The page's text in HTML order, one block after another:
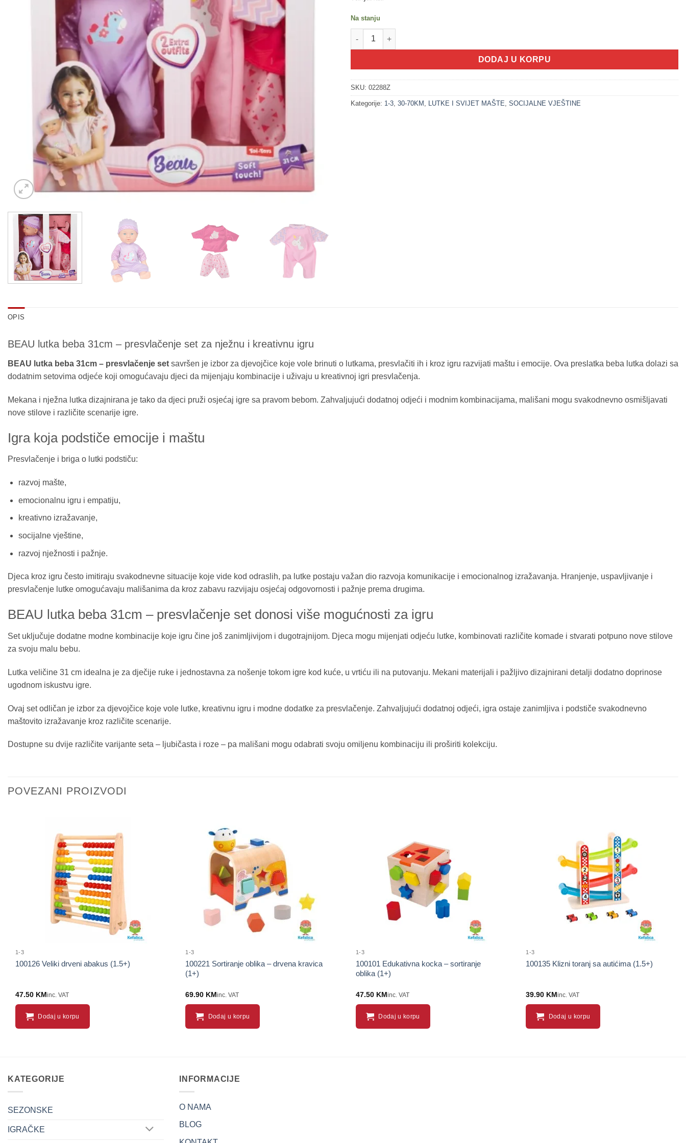
Na stanju
200208-1 BEAU Lutka beba 31cm - Presvlačenje set ljubičasti (DOLL COLLECTION) količina
DODAJ U KORPU
SKU: 02288Z
Kategorije: 1-3, 30-70KM , LUTKE I SVIJET MAŠTE, SOCIJALNE VJEŠTINE
OPIS
BEAU lutka beba 31cm – presvlačenje set za nježnu i kreativnu igru
BEAU lutka beba 31cm – presvlačenje set savršen je izbor za djevojčice koje vole brinuti o lutkama, presvlačiti ih i kroz igru razvijati maštu i emocije. Ova preslatka beba lutka dolazi sa
dodatnim setovima odjeće koji omogućavaju djeci da mijenjaju kombinacije i uživaju u kreativnoj igri presvlačenja.
Mekana i nježna lutka dizajnirana je tako da djeci pruži osjećaj igre sa pravom bebom. Zahvaljujući dodatnoj odjeći i modnim kombinacijama, mališani mogu svakodnevno osmišljavati
nove stilove i različite scenarije igre.
Igra koja podstiče emocije i maštu
Presvlačenje i briga o lutki podstiču:
razvoj mašte,
emocionalnu igru i empatiju,
kreativno izražavanje,
socijalne vještine,
razvoj nježnosti i pažnje.
Djeca kroz igru često imitiraju svakodnevne situacije koje vide kod odraslih, pa lutke postaju važan dio razvoja komunikacije i emocionalnog izražavanja. Hranjenje, uspavljivanje i
presvlačenje lutke omogućavaju mališanima da kroz zabavu razvijaju osjećaj odgovornosti i pažnje prema drugima.
BEAU lutka beba 31cm – presvlačenje set donosi više mogućnosti za igru
Set uključuje dodatne modne kombinacije koje igru čine još zanimljivijom i dugotrajnijom. Djeca mogu mijenjati odjeću lutke, kombinovati različite komade i stvarati potpuno nove stilove
za svoju malu bebu.
Lutka veličine 31 cm idealna je za dječije ruke i jednostavna za nošenje tokom igre kod kuće, u vrtiću ili na putovanju. Mekani materijali i pažljivo dizajnirani detalji dodatno doprinose
ugodnom iskustvu igre.
Ovaj set odličan je izbor za djevojčice koje vole lutke, kreativnu igru i modne dodatke za presvlačenje. Zahvaljujući dodatnoj odjeći, igra ostaje zanimljiva i podstiče svakodnevno
maštovito izražavanje kroz različite scenarije.
Dostupne su dvije različite varijante seta – ljubičasta i roze – pa mališani mogu odabrati svoju omiljenu kombinaciju ili proširiti kolekciju.
POVEZANI PROIZVODI
1-3
100126 Veliki drveni abakus (1.5+)
47.50 KMinc. VAT
Dodaj u korpu
1-3
100221 Sortiranje oblika – drvena kravica
(1+)
69.90 KMinc. VAT
Dodaj u korpu
1-3
100101 Edukativna kocka – sortiranje
oblika (1+)
47.50 KMinc. VAT
Dodaj u korpu
1-3
100135 Klizni toranj sa autićima (1.5+)
39.90 KMinc. VAT
Dodaj u korpu
KATEGORIJE
SEZONSKE
IGRAČKE
INFORMACIJE
O NAMA
BLOG